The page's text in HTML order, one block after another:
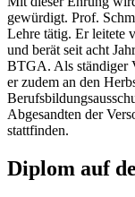
gewürdigt. Prof.
Lehre tätig. Er leitete
und berät seit acht
BTGA. Als ständiger
er zudem an den
Abgesandten der
stattfinden.
Diplom auf